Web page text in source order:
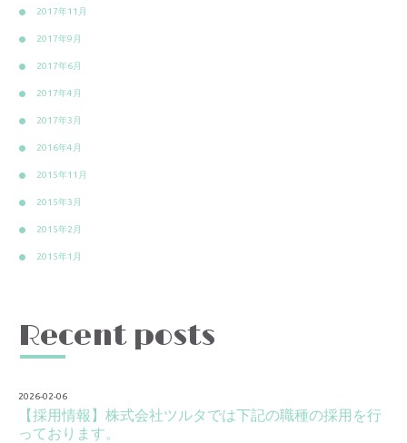
2017年11月
2017年9月
2017年6月
2017年4月
2017年3月
2016年4月
2015年11月
2015年3月
2015年2月
2015年1月
Recent posts
2026-02-06
【採用情報】株式会社ツルタでは下記の職種の採用を行
っております。